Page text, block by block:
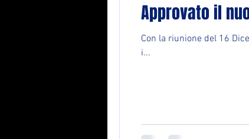
Approvato il
Con la riunione del 16
i...